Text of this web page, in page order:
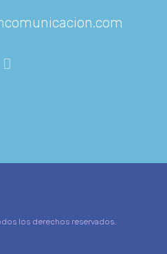
los derechos reservados.